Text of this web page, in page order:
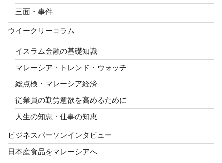
三面・事件
ウイークリーコラム
イスラム金融の基礎知識
マレーシア・トレンド・ウォッチ
総点検・マレーシア経済
従業員の勤労意欲を高めるために
人生の知恵・仕事の知恵
ビジネスパーソンインタビュー
日本産食品をマレーシアへ